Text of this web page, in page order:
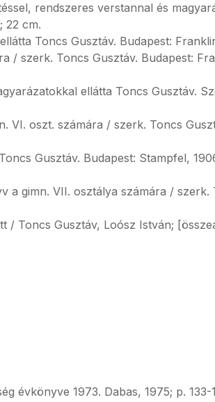
rendszeres verstannal és
22 cm.
Toncs Gusztáv. Budapest:
/ szerk. Toncs Gusztáv. Budapest:
ellátta Toncs Gusztáv.
oszt. számára / szerk. Toncs
Gusztáv. Budapest: Stampfel,
gimn. VII. osztálya számára / szerk.
/ Toncs Gusztáv, Loósz István;
évkönyve 1973. Dabas, 1975; p. 133-